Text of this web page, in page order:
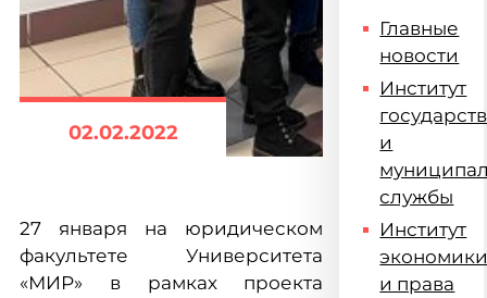
02.02.2022
27 января на юридическом
факультете Университета
«МИР» в рамках проекта
Главные
новости
Институт
и
службы
Институт
и права